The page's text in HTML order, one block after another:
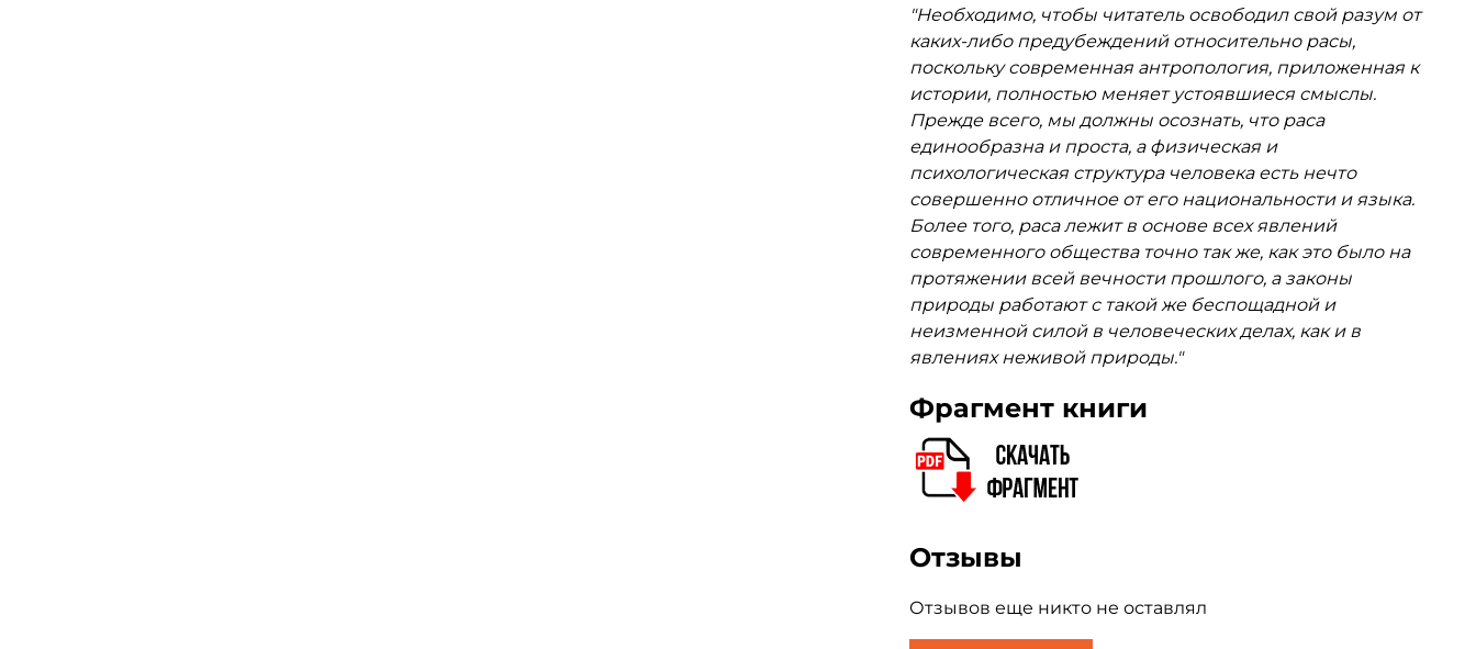
"Необходимо, чтобы читатель освободил свой разум от
каких-либо предубеждений относительно расы,
поскольку современная антропология, приложенная к
истории, полностью меняет устоявшиеся смыслы.
Прежде всего, мы должны осознать, что раса
единообразна и проста, а физическая и
психологическая структура человека есть нечто
совершенно отличное от его национальности и языка.
Более того, раса лежит в основе всех явлений
современного общества точно так же, как это было на
протяжении всей вечности прошлого, а законы
природы работают с такой же беспощадной и
неизменной силой в человеческих делах, как и в
явлениях неживой природы."
Фрагмент книги
Отзывы
Отзывов еще никто не оставлял